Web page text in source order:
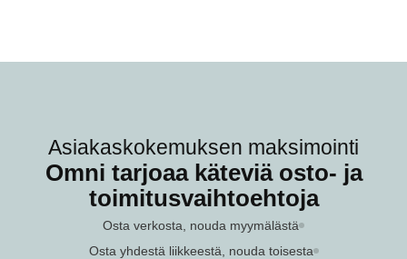
Asiakaskokemuksen maksimointi
Omni tarjoaa käteviä osto- ja
toimitusvaihtoehtoja
Osta verkosta, nouda myymälästä
Osta yhdestä liikkeestä, nouda toisesta